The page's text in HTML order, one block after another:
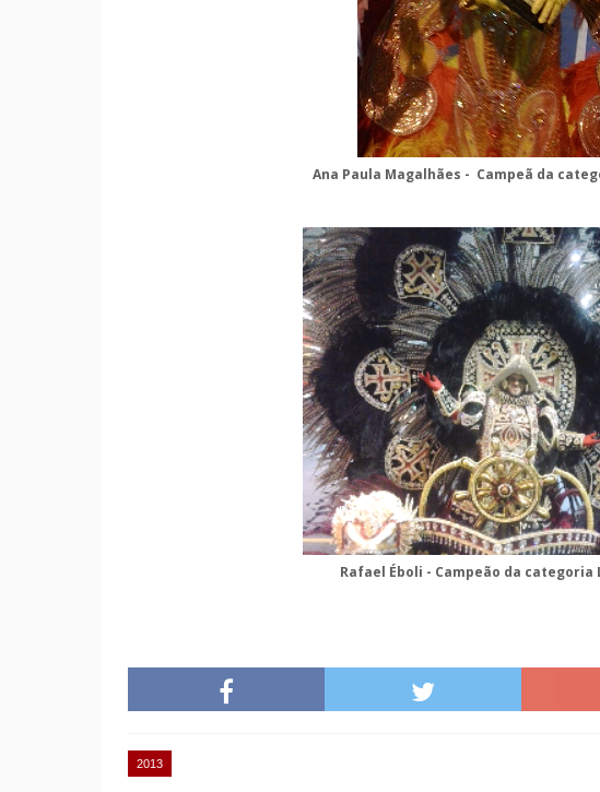
Ana Paula Magalhães - Campeã da
Rafael Éboli - Campeão da categoria
2013